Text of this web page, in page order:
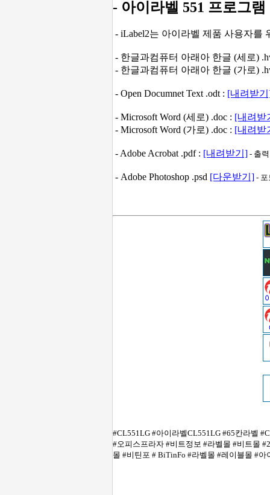
- 아이라벨 551 프로그
- iLabel2는 아이라벨 제품 사용자를
- 한글과컴퓨터 아래아 한글 (세로)
- 한글과컴퓨터 아래아 한글 (가로)
- Open Documnet Text .odt : [내려받
- Microsoft Word (세로) .doc : [내려받
- Microsoft Word (가로) .doc : [내려받
- Adobe Acrobat .pdf : [내려받기] - 출
- Adobe Photoshop .psd [다운받기] - 포
#CL551LG #아이라벨CL551LG #65칸라벨
#오피스프라자 #비트정보 #라벨몰 #비트몰
몰 #비틴포 # BiTinFo #라벨몰 #레이블몰 #